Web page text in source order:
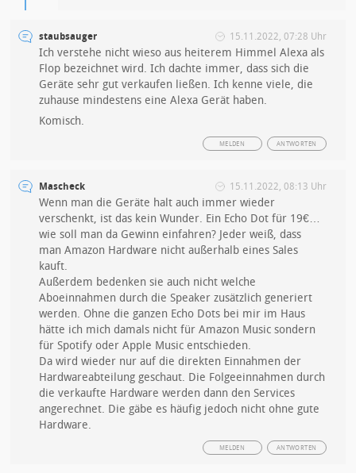
staubsauger 15.11.2022, 07:28 Uhr
Ich verstehe nicht wieso aus heiterem Himmel Alexa als
Flop bezeichnet wird. Ich dachte immer, dass sich die
Geräte sehr gut verkaufen ließen. Ich kenne viele, die
zuhause mindestens eine Alexa Gerät haben.
Komisch.
ANTWORTEN
MELDEN
Mascheck 15.11.2022, 08:13 Uhr
Wenn man die Geräte halt auch immer wieder
verschenkt, ist das kein Wunder. Ein Echo Dot für 19€…
wie soll man da Gewinn einfahren? Jeder weiß, dass
man Amazon Hardware nicht außerhalb eines Sales
kauft.
Außerdem bedenken sie auch nicht welche
Aboeinnahmen durch die Speaker zusätzlich generiert
werden. Ohne die ganzen Echo Dots bei mir im Haus
hätte ich mich damals nicht für Amazon Music sondern
für Spotify oder Apple Music entschieden.
Da wird wieder nur auf die direkten Einnahmen der
Hardwareabteilung geschaut. Die Folgeeinnahmen durch
die verkaufte Hardware werden dann den Services
angerechnet. Die gäbe es häufig jedoch nicht ohne gute
Hardware.
ANTWORTEN
MELDEN